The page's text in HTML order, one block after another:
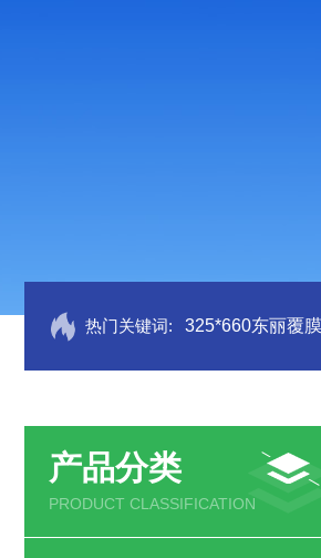
热门关键词: 325*660东丽覆
产品分类
PRODUCT CLASSIFICATION